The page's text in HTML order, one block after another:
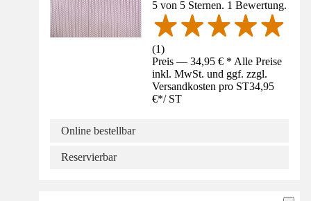
5 von 5 Sternen. 1 Bewertung.
(1)
Preis — 34,95 € * Alle Preise
inkl. MwSt. und ggf. zzgl.
Versandkosten pro ST34,95
€*/ ST
Online bestellbar
Reservierbar